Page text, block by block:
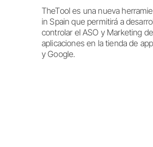
TheTool es una nueva
in Spain que permitirá a
controlar el ASO y Marketing
aplicaciones en la tienda de
y Google.